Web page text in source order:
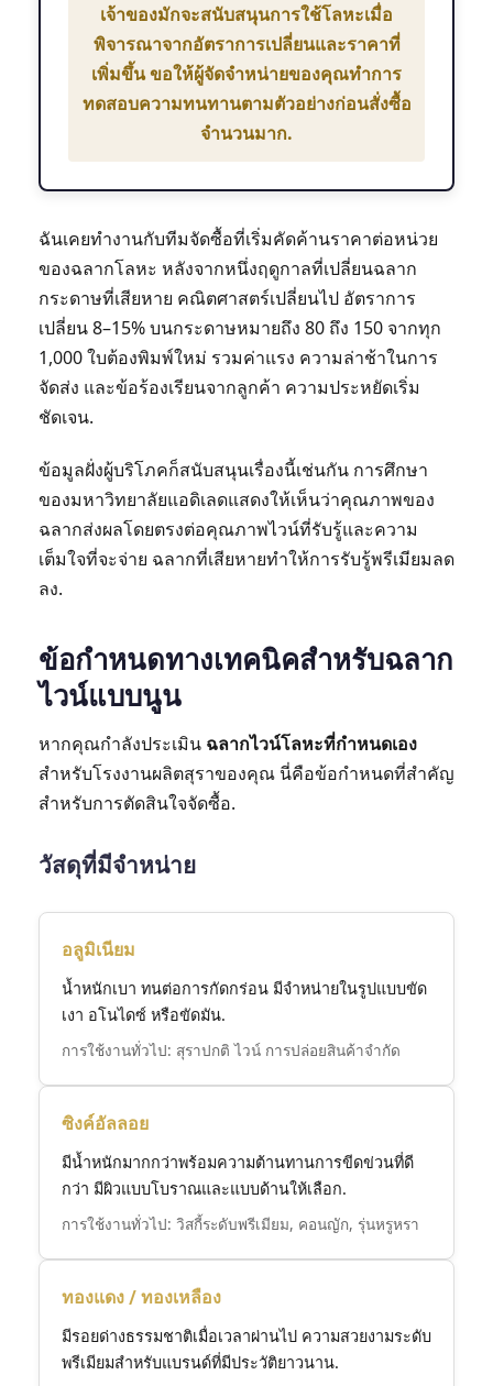
เจ้าของมักจะสนับสนุนการใช้โลหะเมื่อ
พิจารณาจากอัตราการเปลี่ยนและราคาที่
เพิ่มขึ้น ขอให้ผู้จัดจำหน่ายของคุณทำการ
ทดสอบความทนทานตามตัวอย่างก่อนสั่งซื้อ
จำนวนมาก.
ฉันเคยทำงานกับทีมจัดซื้อที่เริ่มคัดค้านราคาต่อหน่วย
ของฉลากโลหะ หลังจากหนึ่งฤดูกาลที่เปลี่ยนฉลาก
กระดาษที่เสียหาย คณิตศาสตร์เปลี่ยนไป อัตราการ
เปลี่ยน 8–15% บนกระดาษหมายถึง 80 ถึง 150 จากทุก
1,000 ใบต้องพิมพ์ใหม่ รวมค่าแรง ความล่าช้าในการ
จัดส่ง และข้อร้องเรียนจากลูกค้า ความประหยัดเริ่ม
ชัดเจน.
ข้อมูลฝั่งผู้บริโภคก็สนับสนุนเรื่องนี้เช่นกัน การศึกษา
ของมหาวิทยาลัยแอดิเลดแสดงให้เห็นว่าคุณภาพของ
ฉลากส่งผลโดยตรงต่อคุณภาพไวน์ที่รับรู้และความ
เต็มใจที่จะจ่าย ฉลากที่เสียหายทำให้การรับรู้พรีเมียมลด
ลง.
ข้อกำหนดทางเทคนิคสำหรับฉลาก
ไวน์แบบนูน
หากคุณกำลังประเมิน ฉลากไวน์โลหะที่กำหนดเอง
สำหรับโรงงานผลิตสุราของคุณ นี่คือข้อกำหนดที่สำคัญ
สำหรับการตัดสินใจจัดซื้อ.
วัสดุที่มีจำหน่าย
อลูมิเนียม
น้ำหนักเบา ทนต่อการกัดกร่อน มีจำหน่ายในรูปแบบขัด
เงา อโนไดซ์ หรือขัดมัน.
การใช้งานทั่วไป: สุราปกติ ไวน์ การปล่อยสินค้าจำกัด
ซิงค์อัลลอย
มีน้ำหนักมากกว่าพร้อมความต้านทานการขีดข่วนที่ดี
กว่า มีผิวแบบโบราณและแบบด้านให้เลือก.
การใช้งานทั่วไป: วิสกี้ระดับพรีเมียม, คอนญัก, รุ่นหรูหรา
ทองแดง / ทองเหลือง
มีรอยด่างธรรมชาติเมื่อเวลาผ่านไป ความสวยงามระดับ
พรีเมียมสำหรับแบรนด์ที่มีประวัติยาวนาน.